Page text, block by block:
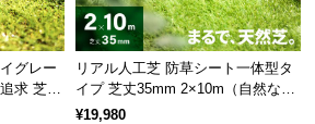
グレー
求 芝丈
リアル人工芝 防草シート一体型タ
イプ 芝丈35mm 2×10m（自然な見
た目追求・U字ピン付）
¥19,980